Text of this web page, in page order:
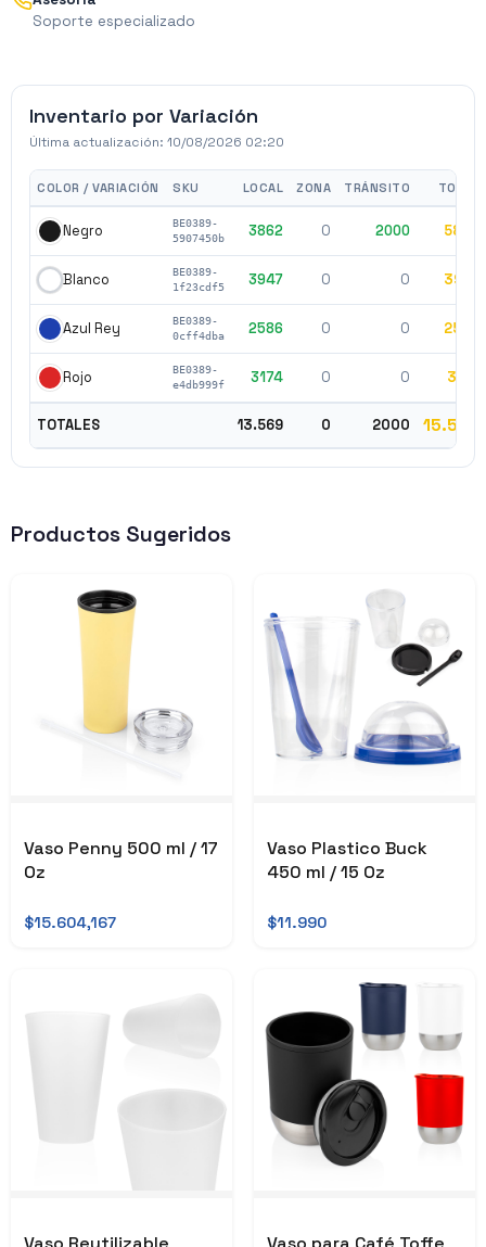
Soporte especializado
Inventario por Variación
Última actualización: 10/08/2026 02:20
COLOR / VARIACIÓN SKU LOCAL ZONA TRÁNSITO TOTAL
Negro
BE0389-
5907450b
3862 0 2000 5862
Blanco
BE0389-
1f23cdf5
3947 0 0 3947
Azul Rey
BE0389-
0cff4dba
2586 0 0 2586
Rojo
BE0389-
e4db999f
3174 0 0 3174
TOTALES 13.569 0 2000 15.569
Productos Sugeridos
Vaso Penny 500 ml / 17
Oz
$15.604,167
Vaso Plastico Buck
450 ml / 15 Oz
$11.990